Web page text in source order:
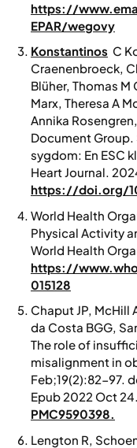
https://
EPAR/wegovy
Konstantinos C
Craenenbroeck,
Blüher, Thomas M
Marx, Theresa A
Annika
Document Group.
sygdom: En ESC
Heart Journal.
https://doi.org/
World Health
Physical Activity
World Health
https://
015128
Chaput JP, McHill
da Costa BGG,
The role of
misalignment in
Feb;19(2):82-97.
Epub 2022 Oct 24.
PMC9590398.
Lengton R,